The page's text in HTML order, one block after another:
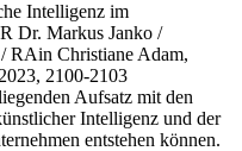
Intelligenz im
Dr. Markus Janko /
RAin Christiane Adam,
2100-2103
Aufsatz mit den
Intelligenz und der
entstehen können.